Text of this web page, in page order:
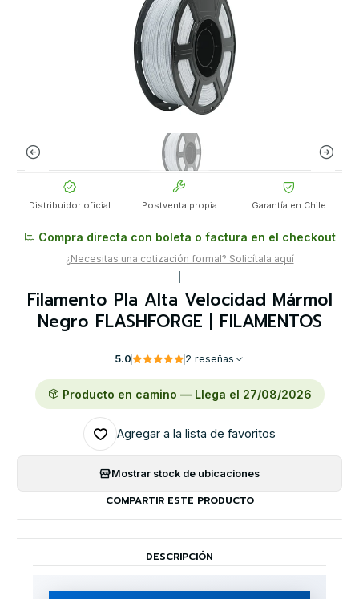
Distribuidor oficial Postventa propia Garantía en Chile
Compra directa con boleta o factura en el checkout
¿Necesitas una cotización formal? Solicítala aquí
Filamento Pla Alta Velocidad Mármol
Negro FLASHFORGE | FILAMENTOS
5.0 2 reseñas
Producto en camino — Llega el 27/08/2026
Agregar a la lista de favoritos
Mostrar stock de ubicaciones
COMPARTIR ESTE PRODUCTO
DESCRIPCIÓN